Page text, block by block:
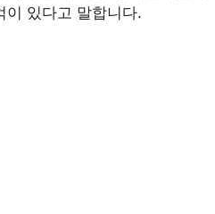
이 있다고 말합니다.